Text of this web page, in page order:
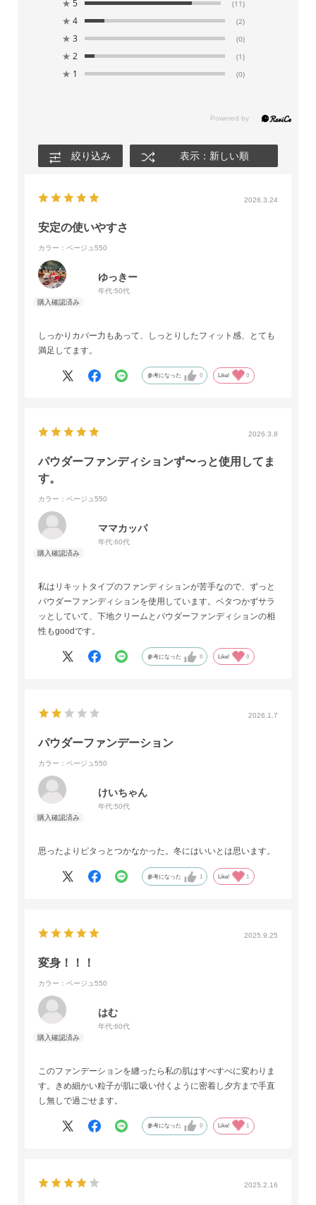
★ 5 (11)
★ 4 (2)
★ 3 (0)
★ 2 (1)
★ 1 (0)
絞り込み 表示：新しい順
2026.3.24
安定の使いやすさ
カラー：ベージュ550
ゆっきー
年代:50代
しっかりカバー力もあって、しっとりしたフィット感、とても
満足してます。
参考になった 0 Like! 0
2026.3.8
パウダーファンディションず〜っと使用してま
す。
カラー：ベージュ550
ママカッパ
年代:60代
私はリキットタイプのファンディションが苦手なので、ずっと
パウダーファンディションを使用しています。ベタつかずサラ
ッとしていて、下地クリームとパウダーファンディションの相
性もgoodです。
参考になった 0 Like! 0
2026.1.7
パウダーファンデーション
カラー：ベージュ550
けいちゃん
年代:50代
思ったよりピタっとつかなかった。冬にはいいとは思います。
参考になった 1 Like! 1
2025.9.25
変身！！！
カラー：ベージュ550
はむ
年代:60代
このファンデーションを纏ったら私の肌はすべすべに変わりま
す。きめ細かい粒子が肌に吸い付くように密着し夕方まで手直
し無しで過ごせます。
参考になった 0 Like! 1
2025.2.16